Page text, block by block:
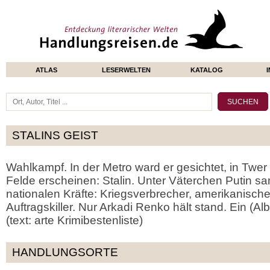
ATLAS LESERWELTEN KATALOG
STALINS GEIST
Wahlkampf. In der Metro ward er gesichtet, in
Felde erscheinen: Stalin. Unter Väterchen Putin
nationalen Kräfte: Kriegsverbrecher,
Auftragskiller. Nur Arkadi Renko hält stand. Ein
(text: arte Krimibestenliste)
HANDLUNGSORTE